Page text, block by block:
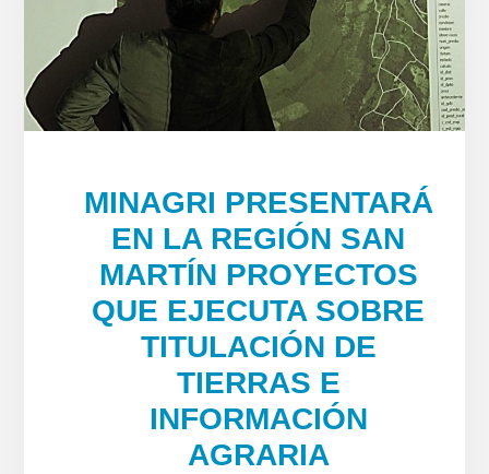
MINAGRI PRESENTARÁ
EN LA REGIÓN SAN
MARTÍN PROYECTOS
QUE EJECUTA SOBRE
TITULACIÓN DE
TIERRAS E
INFORMACIÓN
AGRARIA